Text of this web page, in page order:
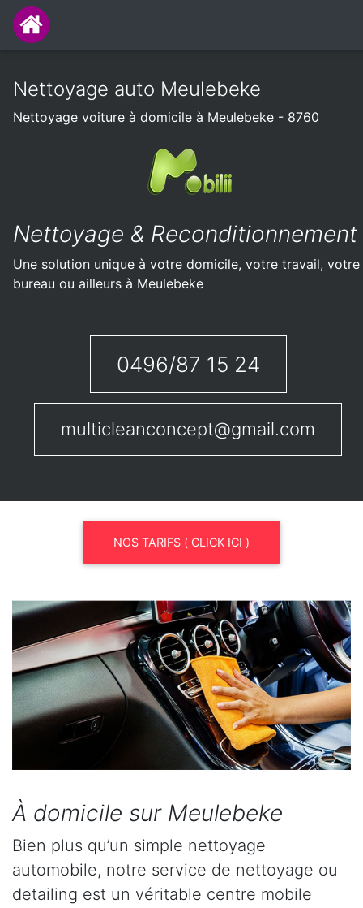
Nettoyage auto Meulebeke
Nettoyage voiture à domicile à Meulebeke - 8760
Nettoyage & Reconditionnement
Une solution unique à votre domicile, votre travail, votre
bureau ou ailleurs à Meulebeke
0496/87 15 24
multicleanconcept@gmail.com
NOS TARIFS ( CLICK ICI )
À domicile sur Meulebeke
Bien plus qu’un simple nettoyage
automobile, notre service de nettoyage ou
detailing est un véritable centre mobile